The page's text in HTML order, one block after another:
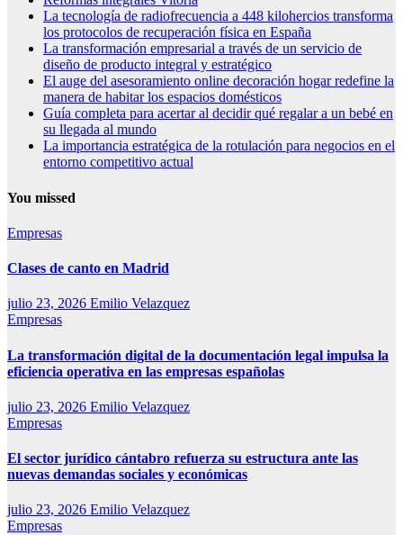
La tecnología de radiofrecuencia a 448 kilohercios transforma
los protocolos de recuperación física en España
La transformación empresarial a través de un servicio de
diseño de producto integral y estratégico
El auge del asesoramiento online decoración hogar redefine la
manera de habitar los espacios domésticos
Guía completa para acertar al decidir qué regalar a un bebé en
su llegada al mundo
La importancia estratégica de la rotulación para negocios en el
entorno competitivo actual
You missed
Empresas
Clases de canto en Madrid
julio 23, 2026 Emilio Velazquez
Empresas
La transformación digital de la documentación legal impulsa la
eficiencia operativa en las empresas españolas
julio 23, 2026 Emilio Velazquez
Empresas
El sector jurídico cántabro refuerza su estructura ante las
nuevas demandas sociales y económicas
julio 23, 2026 Emilio Velazquez
Empresas